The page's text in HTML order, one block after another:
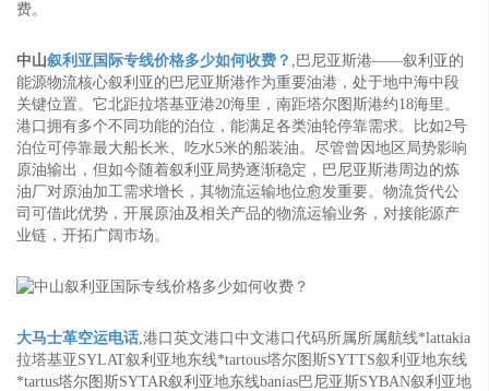
费。
中山叙利亚国际专线价格多少如何收费？ ,巴尼亚斯港——叙利亚的
能源物流核心叙利亚的巴尼亚斯港作为重要油港，处于地中海中段
关键位置。它北距拉塔基亚港20海里，南距塔尔图斯港约18海里。
港口拥有多个不同功能的泊位，能满足各类油轮停靠需求。比如2号
泊位可停靠最大船长米、吃水5米的船装油。尽管曾因地区局势影响
原油输出，但如今随着叙利亚局势逐渐稳定，巴尼亚斯港周边的炼
油厂对原油加工需求增长，其物流运输地位愈发重要。物流货代公
司可借此优势，开展原油及相关产品的物流运输业务，对接能源产
业链，开拓广阔市场。
大马士革空运电话,港口英文港口中文港口代码所属所属航线*lattakia
拉塔基亚SYLAT叙利亚地东线*tartous塔尔图斯SYTTS叙利亚地东线
*tartus塔尔图斯SYTAR叙利亚地东线banias巴尼亚斯SYBAN叙利亚地